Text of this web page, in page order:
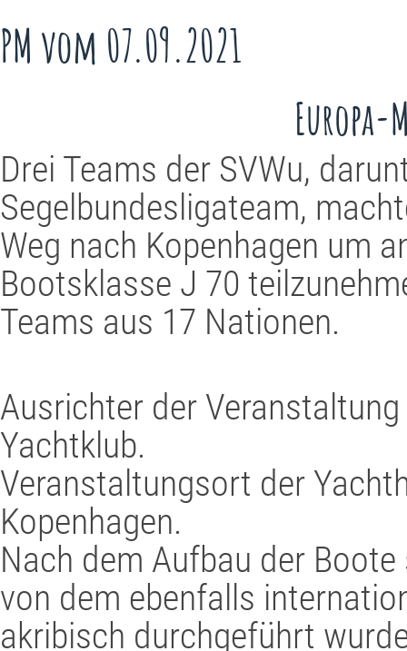
PM vom 07.09.2021
Europa-
Drei Teams der SVWu,
Segelbundesligateam,
Weg nach Kopenhagen um
Bootsklasse J 70
Teams aus 17 Nationen.
Ausrichter der
Yachtklub.
Veranstaltungsort der
Kopenhagen.
Nach dem Aufbau der
von dem ebenfalls
akribisch durchgeführt